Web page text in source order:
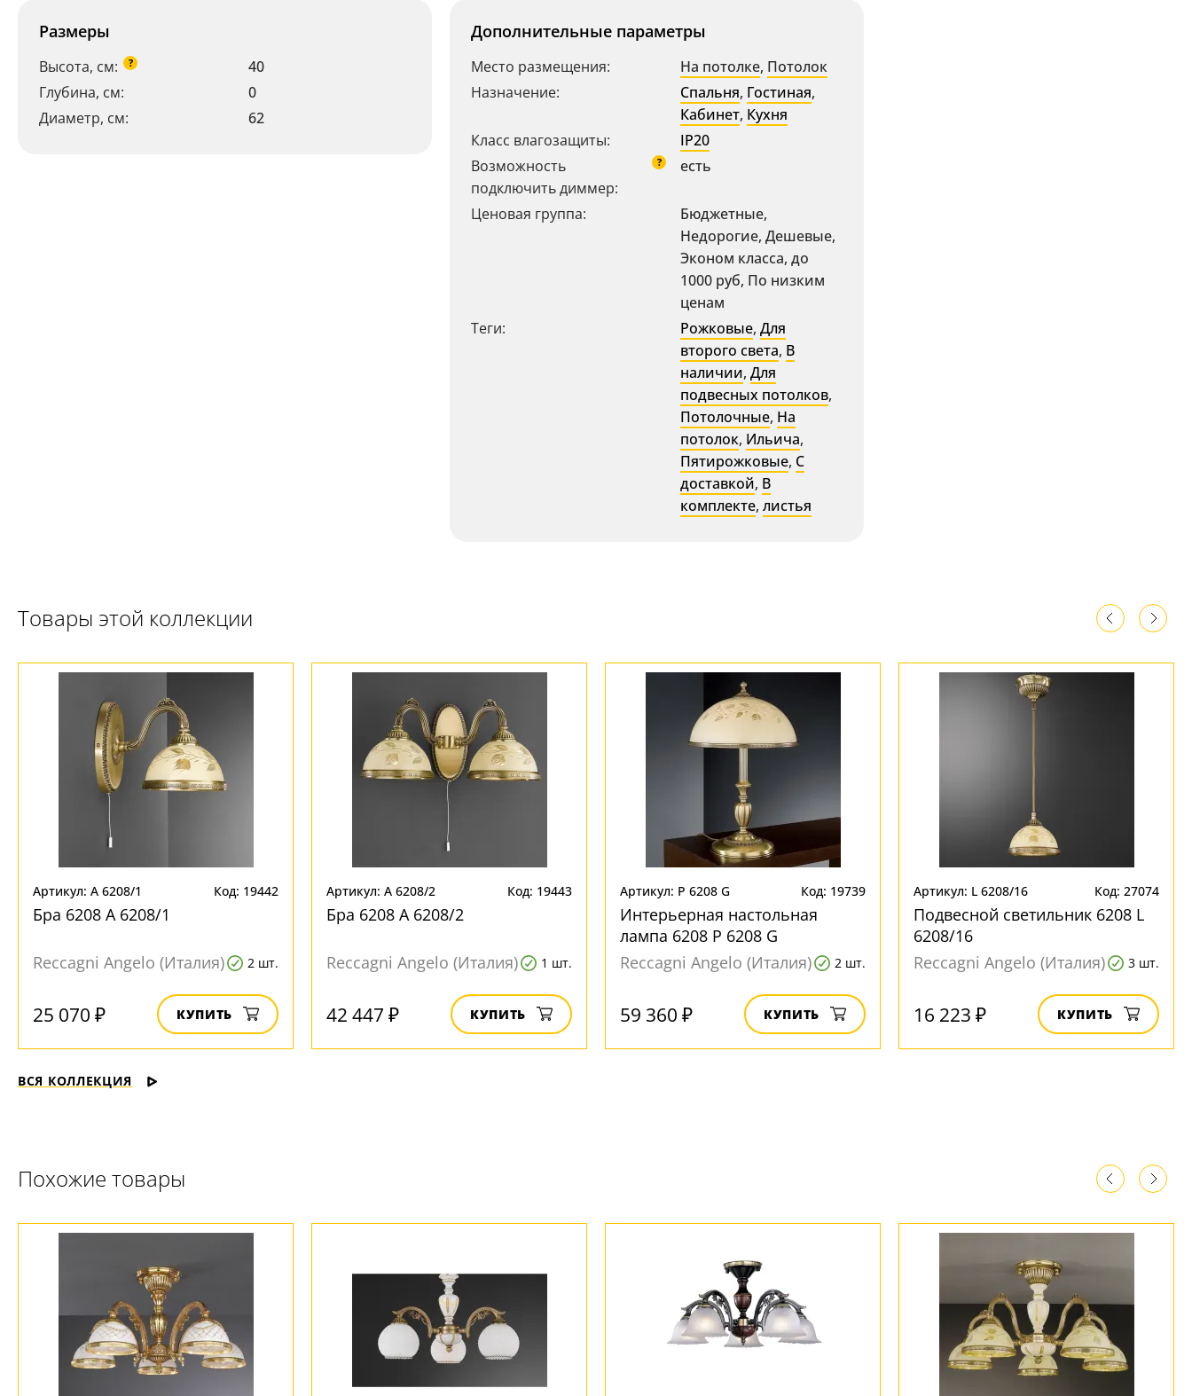
Размеры
Высота, см: ?
40
Глубина, см:
0
Диаметр, см:
62
Дополнительные параметры
Место размещения: На потолке, Потолок
Назначение:
Спальня, Гостиная,
Кабинет, Кухня
Класс влагозащиты:
IP20
Возможность
подключить диммер:
? есть
Ценовая группа:
Бюджетные,
Недорогие, Дешевые,
Эконом класса, до
1000 руб, По низким
ценам
Теги:
Рожковые, Для
второго света, В
наличии, Для
подвесных потолков,
Потолочные, На
потолок, Ильича,
Пятирожковые, С
доставкой, В
комплекте, листья
Товары этой коллекции
Артикул: A 6208/1 Код: 19442
Бра 6208 A 6208/1
Reccagni Angelo (Италия) 2 шт.
25 070 ₽ КУПИТЬ
Артикул: A 6208/2 Код: 19443
Бра 6208 A 6208/2
Reccagni Angelo (Италия) 1 шт.
42 447 ₽ КУПИТЬ
Артикул: P 6208 G Код: 19739
Интерьерная настольная
лампа 6208 P 6208 G
Reccagni Angelo (Италия)
2 шт.
59 360 ₽ КУПИТЬ
Артикул: L 6208/16 Код: 27074
Подвесной светильник 6208 L
6208/16
Reccagni Angelo (Италия)
3 шт.
16 223 ₽ КУПИТЬ
ВСЯ КОЛЛЕКЦИЯ
Похожие товары